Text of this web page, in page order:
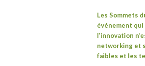
Les Sommets
événement
l’innovation
networking et
faibles et les